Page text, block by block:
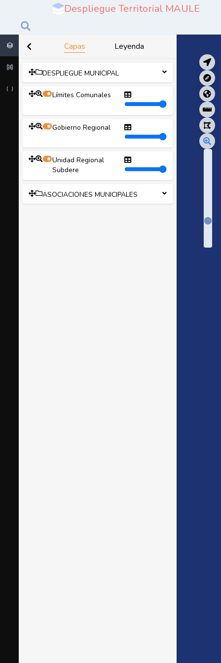
Despliegue Territorial MAULE
Capas Leyenda
DESPLIEGUE MUNICIPAL
Límites Comunales
Gobierno Regional
Unidad Regional
Subdere
ASOCIACIONES MUNICIPALES